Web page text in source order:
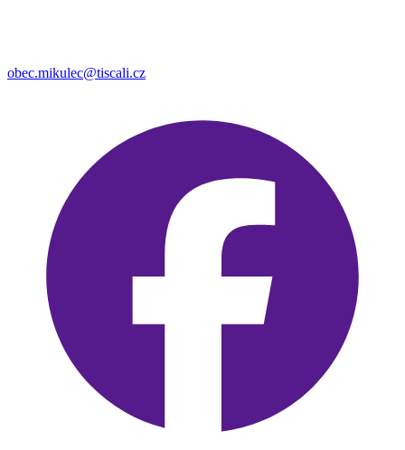
obec.mikulec@tiscali.cz